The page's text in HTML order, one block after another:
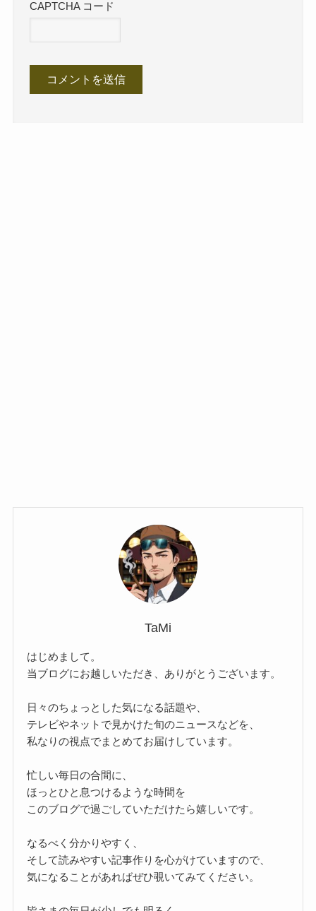
CAPTCHA コード
TaMi
はじめまして。
当ブログにお越しいただき、ありがとうございます。
日々のちょっとした気になる話題や、
テレビやネットで見かけた旬のニュースなどを、
私なりの視点でまとめてお届けしています。
忙しい毎日の合間に、
ほっとひと息つけるような時間を
このブログで過ごしていただけたら嬉しいです。
なるべく分かりやすく、
そして読みやすい記事作りを心がけていますので、
気になることがあればぜひ覗いてみてください。